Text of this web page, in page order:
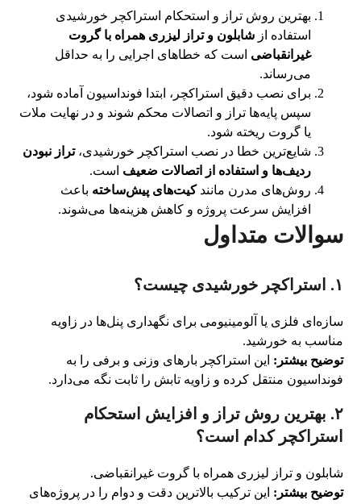
بهترین روش تراز و استحکام استراکچر خورشیدی
استفاده ازشابلون و تراز لیزری همراه با گروت
غیرانقباضی است که خطاهای اجرایی را به حداقل
می‌رساند.
برای نصب دقیق استراکچر، ابتدا فونداسیون آماده شود،
سپس پایه‌ها تراز و اتصالات محکم شوند و در نهایت ملات
یا گروت ریخته شود.
شایع‌ترین خطا در نصب استراکچر خورشیدی،تراز نبودن
ردیف‌ها و استفاده از اتصالات ضعیف است.
روش‌های مدرن مانندکیت‌های پیش‌ساخته باعث
افزایش سرعت پروژه و کاهش هزینه‌ها می‌شوند.
سوالات متداول
۱. استراکچر خورشیدی چیست؟
سازه‌ای فلزی یا آلومینیومی برای نگهداری پنل‌ها در زاویه
مناسب به خورشید.
توضیح بیشتر: این استراکچر بارهای وزنی و برفی را به
فونداسیون منتقل کرده و زاویه تابش را ثابت نگه می‌دارد.
۲. بهترین روش تراز و افزایش استحکام
استراکچر کدام است؟
شابلون و تراز لیزری همراه با گروت غیرانقباضی.
توضیح بیشتر: این ترکیب بالاترین دقت و دوام را در پروژه‌های